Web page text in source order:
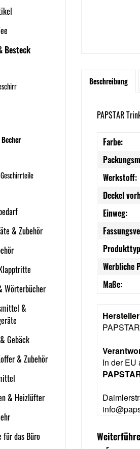
Besteck
& Zubehör
Wörterbücher
&
Gebäck
& Zubehör
& Heizlüfter
für das Büro
Beschreibung
PAPSTAR
Farbe:
Werkstoff:
Deckel
Einweg:
Werbliche
Maße:
PAPSTAR
In der EU